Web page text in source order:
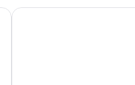
Suites Plaza Hotel & Wellness